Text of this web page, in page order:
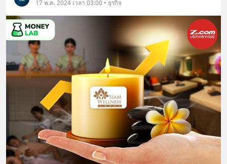
17 พ.ค. 2024 เวลา 03:00 • ธุรกิจ